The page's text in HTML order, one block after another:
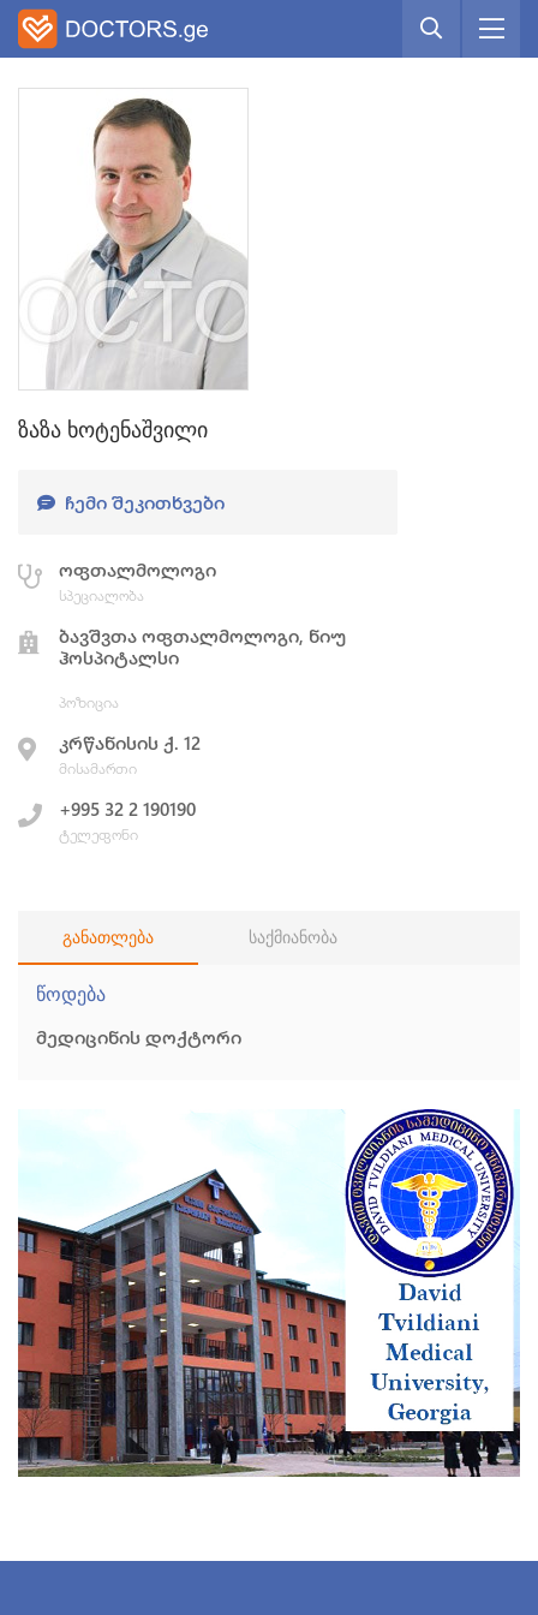
ზაზა ხოტენაშვილი
ᲩᲔᲛᲘ ᲨᲔᲙᲘᲗᲮᲕᲔᲑᲘ
ოფთალმოლოგი
სპეციალობა
ბავშვთა ოფთალმოლოგი, ნიუ
ჰოსპიტალსი
პოზიცია
კრწანისის ქ. 12
მისამართი
+995 32 2 190190
ტელეფონი
განათლება საქმიანობა
წოდება
მედიცინის დოქტორი